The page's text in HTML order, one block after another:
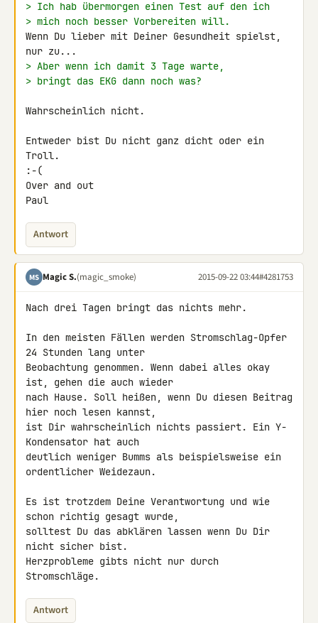
> Ich hab übermorgen einen Test auf den ich
> mich noch besser Vorbereiten will.
Wenn Du lieber mit Deiner Gesundheit spielst,
> Aber wenn ich damit 3 Tage warte,
> bringt das EKG dann noch was?
Wahrscheinlich nicht.
Entweder bist Du nicht ganz dicht oder ein
Troll.
:-(
Over and out
Paul
Antwort
MS Magic S.(magic_smoke) 2015-09-22 03:44#4281753
Nach drei Tagen bringt das nichts mehr.
In den meisten Fällen werden Stromschlag-Opfer
24 Stunden lang unter
Beobachtung genommen. Wenn dabei alles okay
ist, gehen die auch wieder
nach Hause. Soll heißen, wenn Du diesen Beitrag
hier noch lesen kannst,
ist Dir wahrscheinlich nichts passiert. Ein Y-
Kondensator hat auch
deutlich weniger Bumms als beispielsweise ein
ordentlicher Weidezaun.
Es ist trotzdem Deine Verantwortung und wie
schon richtig gesagt wurde,
solltest Du das abklären lassen wenn Du Dir
nicht sicher bist.
Herzprobleme gibts nicht nur durch
Stromschläge.
Antwort